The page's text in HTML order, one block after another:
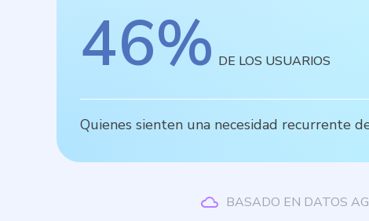
46% DE LOS USUARIOS
Quienes sienten una necesidad recurrente
BASADO EN DATOS